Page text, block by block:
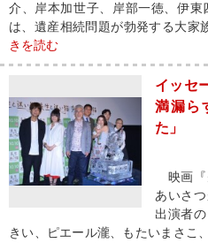
介、岸本加世子、岸部一徳、伊
は、遺産相続問題が勃発する大家
きを読む
イッセ
満漏ら
た」
映画『
あいさ
出演者
きい、ピエール瀧、もたいまさこ